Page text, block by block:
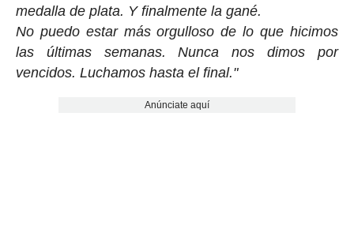
medalla de plata. Y finalmente la gané.
No puedo estar más orgulloso de lo que hicimos
las últimas semanas. Nunca nos dimos por
vencidos. Luchamos hasta el final."
Anúnciate aquí